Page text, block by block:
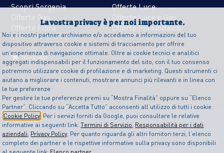
La vostra privacy è per noi importante.
Noi e i nostri partner archiviamo e/o accediamo a informazioni del tuo
dispositivo attraverso cookie e sistemi di tracciamento per offrire
un’esperienza di navigazione ottimale. Oltre ai cookie tecnici e analitici
aggregati indispensabili per il funzionamento del sito, con il tuo consenso
potremmo utilizzare cookie di profilazione e di marketing. Questi strumenti ci
aiutano a migliorare i contenuti, mostrare annunci più rilevanti e in linea con
le tue preferenze
Per gestire le tue preferenze premi su “Mostra Finalità” oppure su “Elenco
Partner”. Cliccando su “Accetta Tutto” acconsenti all’utilizzo di tutti i cookie
Cookie Policy . Per i servizi forniti da Google, puoi consultare le relative
informative ai seguenti link:Termini di Servizio, Responsabilità per i dati
aziendali, Privacy Policy. Per quanto riguarda gli altri fornitori terzi, l’elenco
completo dei partner e le rispettive informative sulla privacy sono disponibili
Scopri Sorgenia
Offerte Luce
Offerte Gas
Offerte Luce e Gas
Offerte Fibra
Offerte Fotovoltaico
Seguici su